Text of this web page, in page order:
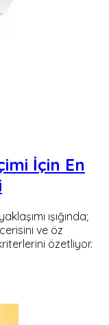
İçin En
ışığında;
ve öz
özetliyor.